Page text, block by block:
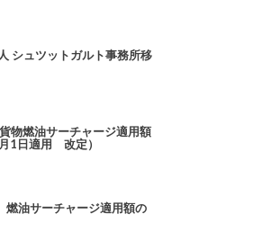
シュツットガルト事務所移
物燃油サーチャージ適用額
1日適用 改定）
油サーチャージ適用額の